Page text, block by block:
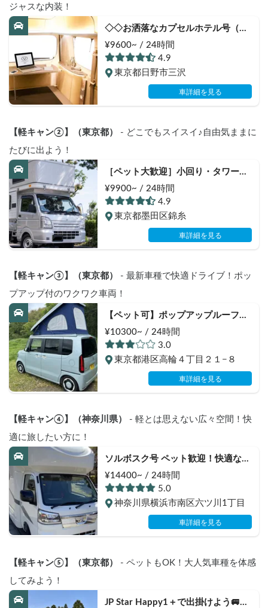
ジャスな内装！
◇◇お洒落なカプセルホテル号（ギ
ア無料手ぶらOK）◇◇
¥9600~ / 24時間
4.9
東京都日野市三沢
車詳細を見る
【軽キャン②】（東京都）
- どこでもスイスイ♪自由気ままに
たびに出よう！
［ペット大歓迎］小回り・タワーパ
ーキングも利用可能な気楽なキャン
ピングカーミニポップビー（スズ
キ・キャリィ）
¥9900~ / 24時間
4.9
東京都墨田区錦糸
車詳細を見る
【軽キャン③】（東京都）
- 最新車種で快適ドライブ！ポッ
プアップ付のワクワク車両！
【ペット可】ポップアップルーフ付
き軽キャン「おーやん号」*English
available
¥10300~ / 24時間
3.0
東京都港区高輪４丁目２１−８
車詳細を見る
【軽キャン④】（神奈川県）
- 軽とは思えない広々空間！快
適に旅したい方に！
ソルボスク号 ペット歓迎！快適な軽
キャンで車中泊！
¥14400~ / 24時間
5.0
神奈川県横浜市南区六ツ川1丁目
車詳細を見る
【軽キャン⑤】（東京都）
- ペットもOK！大人気車種を体感
してみよう！
JP Star Happy1＋で出掛けよう🚐